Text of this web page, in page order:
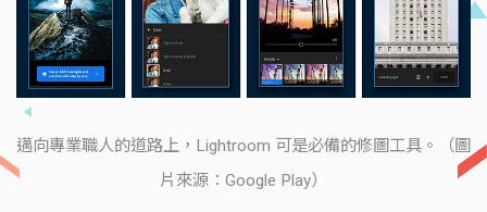
邁向專業職人的道路上，Lightroom 可是必備的修圖工具。（圖
片來源：Google Play）